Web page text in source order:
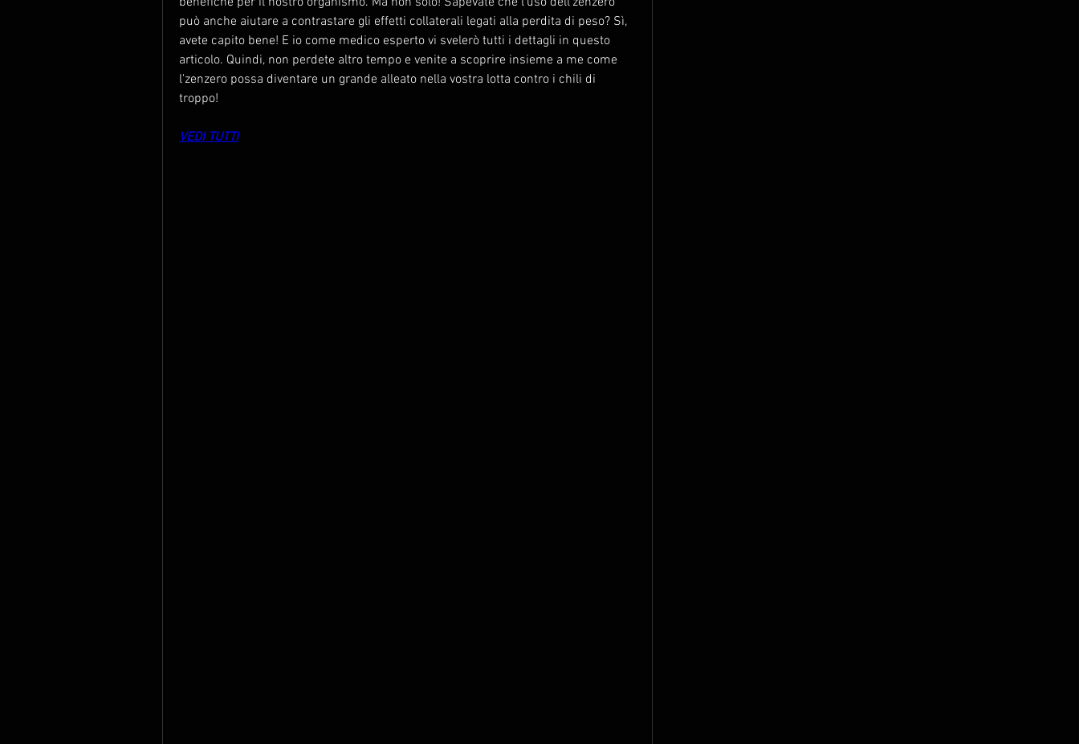
può anche aiutare a contrastare gli effetti collaterali legati alla perdita di peso? Sì,
avete capito bene! E io come medico esperto vi svelerò tutti i dettagli in questo
articolo. Quindi, non perdete altro tempo e venite a scoprire insieme a me come
l'zenzero possa diventare un grande alleato nella vostra lotta contro i chili di
troppo!
VEDI TUTTI